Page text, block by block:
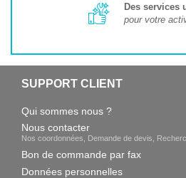
Des services
pour votre
SUPPORT CLIENT
Qui sommes nous ?
Nous contacter
Nos coordonnées, Demande de devis,
Bon de commande par fax
Données personnelles